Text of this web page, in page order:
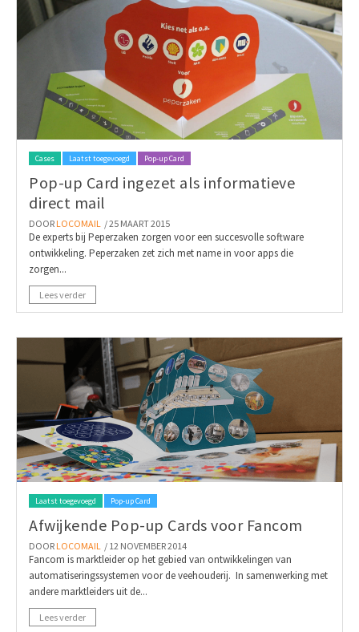
Cases Laatst toegevoegd Pop-up Card
Pop-up Card ingezet als informatieve
direct mail
DOOR LOCOMAIL / 25 MAART 2015
De experts bij Peperzaken zorgen voor een succesvolle software
ontwikkeling. Peperzaken zet zich met name in voor apps die
zorgen...
Lees verder
Laatst toegevoegd Pop-up Card
Afwijkende Pop-up Cards voor Fancom
DOOR LOCOMAIL / 12 NOVEMBER 2014
Fancom is marktleider op het gebied van ontwikkelingen van
automatiseringssystemen voor de veehouderij. In samenwerking met
andere marktleiders uit de...
Lees verder